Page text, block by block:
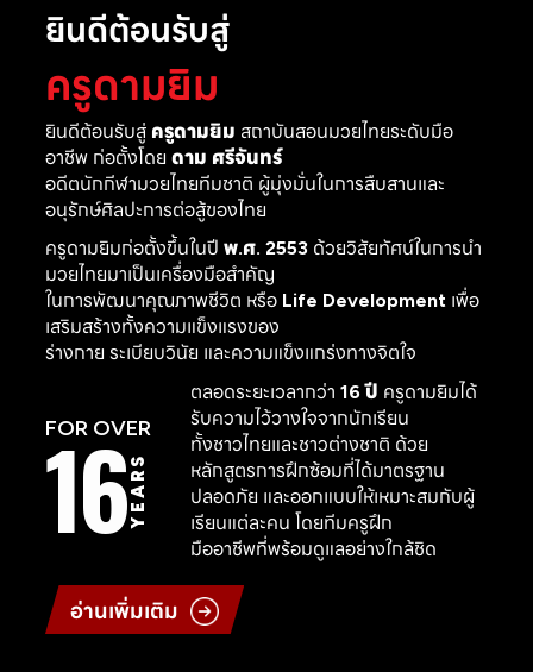
ยินดีต้อนรับสู่
ครูดามยิม
ยินดีต้อนรับสู่ ครูดามยิม สถาบันสอนมวยไทยระดับมือ
อาชีพ ก่อตั้งโดย ดาม ศรีจันทร์
อดีตนักกีฬามวยไทยทีมชาติ ผู้มุ่งมั่นในการสืบสานและ
อนุรักษ์ศิลปะการต่อสู้ของไทย
ครูดามยิมก่อตั้งขึ้นในปี พ.ศ. 2553ด้วยวิสัยทัศน์ในการนำ
มวยไทยมาเป็นเครื่องมือสำคัญ
ในการพัฒนาคุณภาพชีวิต หรือ Life Developmentเพื่อ
เสริมสร้างทั้งความแข็งแรงของ
ร่างกาย ระเบียบวินัย และความแข็งแกร่งทางจิตใจ
FOR OVER
16YEARS
ตลอดระยะเวลากว่า 16 ปี ครูดามยิมได้
รับความไว้วางใจจากนักเรียน
ทั้งชาวไทยและชาวต่างชาติ ด้วย
หลักสูตรการฝึกซ้อมที่ได้มาตรฐาน
ปลอดภัย และออกแบบให้เหมาะสมกับผู้
เรียนแต่ละคน โดยทีมครูฝึก
มืออาชีพที่พร้อมดูแลอย่างใกล้ชิด
อ่านเพิ่มเติม